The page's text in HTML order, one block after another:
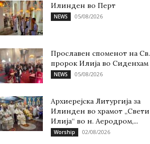
Илинден во Перт
NEWS 05/08/2026
Прославен споменот на Св.
пророк Илија во Сиденхам
NEWS 05/08/2026
Архиерејска Литургија за
Илинден во храмот „Свети
Илија“ во н. Аеродром,...
Worship 02/08/2026